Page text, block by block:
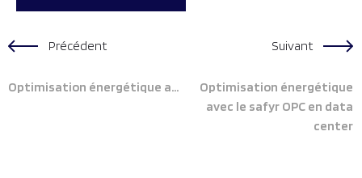
Précédent
Optimisation énergétique avec le safyr OPC en aérospatial
Suivant
Optimisation énergétique
avec le safyr OPC en data
center